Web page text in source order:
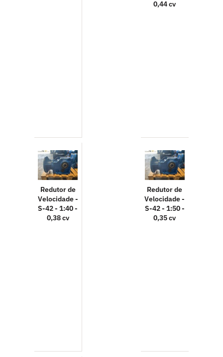
0,44 cv
Redutor de
Velocidade -
S-42 - 1:40 -
0,38 cv
Redutor de
Velocidade -
S-42 - 1:50 -
0,35 cv